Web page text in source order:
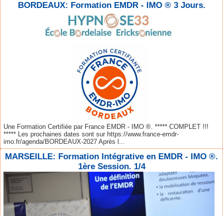
BORDEAUX: Formation EMDR - IMO ® 3 Jours.
Une Formation Certifiée par France EMDR - IMO ®. ***** COMPLET !!!
***** Les prochaines dates sont sur https://www.france-emdr-
imo.fr/agenda/BORDEAUX-2027 Après l...
MARSEILLE: Formation Intégrative en EMDR - IMO ®.
1ère Session. 1/4